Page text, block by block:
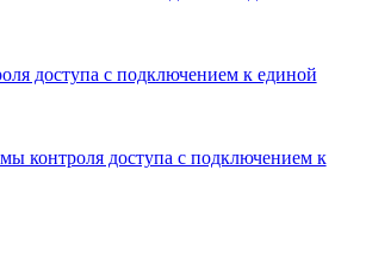
доступа с подключением к единой
контроля доступа с подключением к